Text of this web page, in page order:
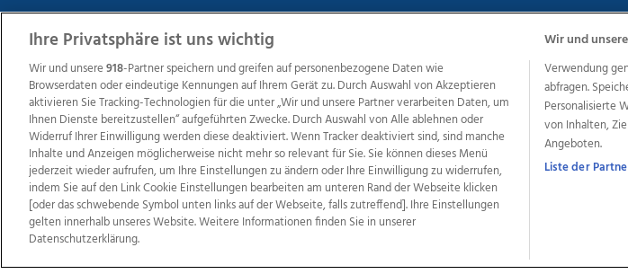
Wir über uns Mediadaten Kontakt AGB
Weitere Angebote des Medienhauses
TV1 di-mog-i.at OÖNow Ischler Woche Life Radio OÖNachrichten OÖN
Regionaljobs
wasistlos.at
Copyrights © 2026 Tips Zeitungs GmbH & Co KG
Ihre Privatsphäre ist uns wichtig
Wir und unsere918-Partner speichern und greifen auf personenbezogene Daten wie
Browserdaten oder eindeutige Kennungen auf Ihrem Gerät zu. Durch Auswahl von Akzeptieren
aktivieren Sie Tracking-Technologien für die unter „Wir und unsere Partner verarbeiten Daten, um
Ihnen Dienste bereitzustellen“ aufgeführten Zwecke. Durch Auswahl von Alle ablehnen oder
Widerruf Ihrer Einwilligung werden diese deaktiviert. Wenn Tracker deaktiviert sind, sind manche
Inhalte und Anzeigen möglicherweise nicht mehr so relevant für Sie. Sie können dieses Menü
jederzeit wieder aufrufen, um Ihre Einstellungen zu ändern oder Ihre Einwilligung zu widerrufen,
indem Sie auf den Link Cookie Einstellungen bearbeiten am unteren Rand der Webseite klicken
[oder das schwebende Symbol unten links auf der Webseite, falls zutreffend]. Ihre Einstellungen
gelten innerhalb unseres Website. Weitere Informationen finden Sie in unserer
Datenschutzerklärung.
Wir und
Verwendung
abfragen.
Personalisierte
von Inhalten,
Angeboten.
Liste der